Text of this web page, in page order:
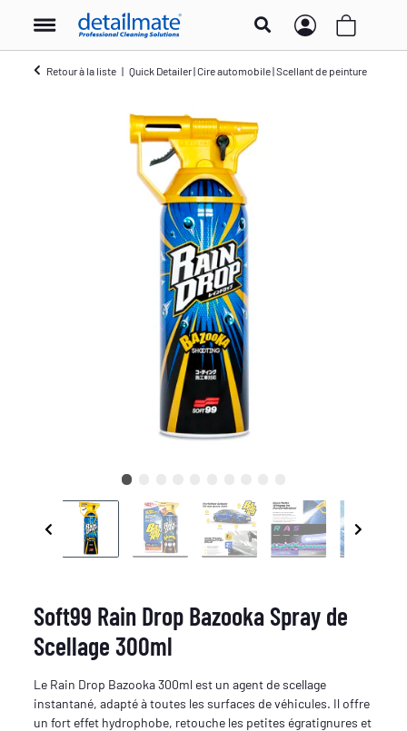
Retour à la liste Quick Detailer | Cire automobile | Scellant de peinture
Soft99 Rain Drop Bazooka Spray de
Scellage 300ml
Le Rain Drop Bazooka 300ml est un agent de scellage
instantané, adapté à toutes les surfaces de véhicules. Il offre
un fort effet hydrophobe, retouche les petites égratignures et